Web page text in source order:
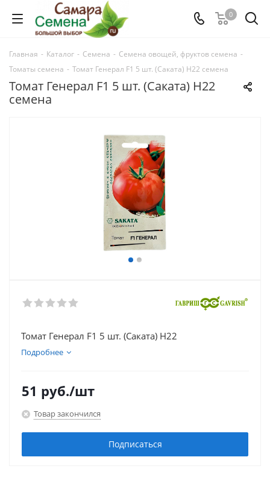
0
Главная - Каталог - Семена - Семена овощей, фруктов семена -
Томаты семена - Томат Генерал F1 5 шт. (Саката) Н22 семена
Томат Генерал F1 5 шт. (Саката) Н22
семена
Томат Генерал F1 5 шт. (Саката) Н22
Подробнее
51 руб./шт
Товар закончился
Подписаться